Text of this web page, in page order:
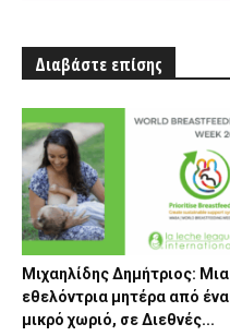
Διαβάστε επίσης
Μιχαηλίδης Δημήτριος: Μια
εθελόντρια μητέρα από ένα
μικρό χωριό, σε Διεθνές...